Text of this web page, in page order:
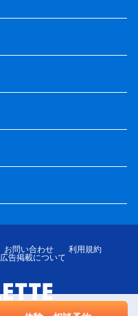
お問い合わせ
利用規約
広告掲載について